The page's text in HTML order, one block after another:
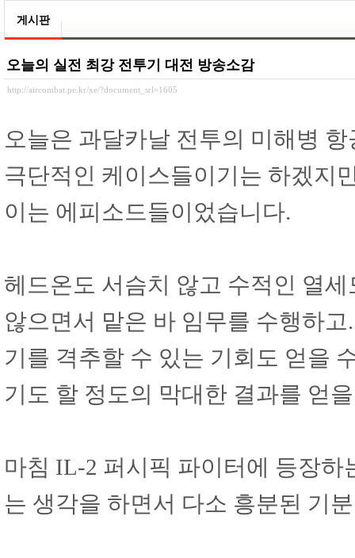
게시판
오늘의 실전 최강 전투기 대전 방송소감
http://aircombat.pe.kr/xe/?document_srl=1605
오늘은 과달카날 전투의 미해병
극단적인 케이스들이기는 하겠지
이는 에피소드들이었습니다.
헤드온도 서슴치 않고 수적인 열
않으면서 맡은 바 임무를 수행하
기를 격추할 수 있는 기회도 얻을
기도 할 정도의 막대한 결과를 얻
마침 IL-2 퍼시픽 파이터에 등장
는 생각을 하면서 다소 흥분된 기